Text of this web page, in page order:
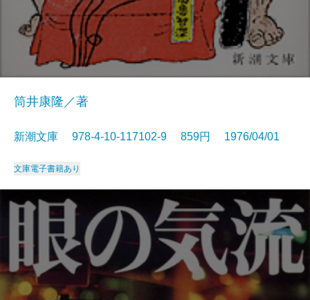
筒井康隆／著
新潮文庫 978-4-10-117102-9 859円 1976/04/01
文庫電子書籍あり